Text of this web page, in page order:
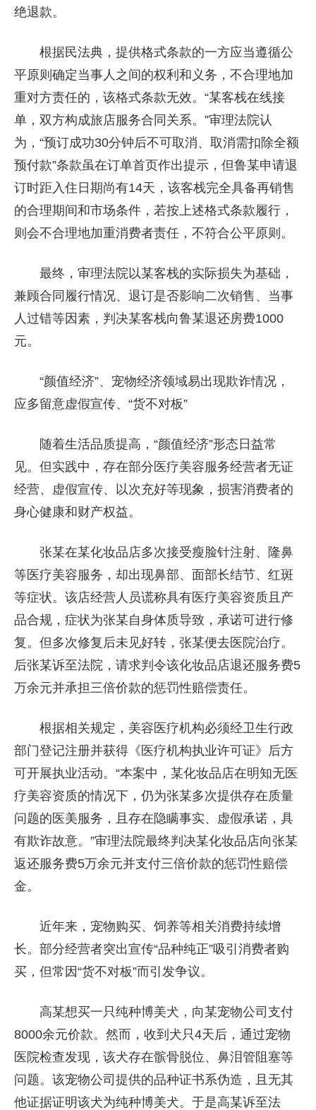
绝退款。
根据民法典，提供格式条款的一方应当遵循公
平原则确定当事人之间的权利和义务，不合理地加
重对方责任的，该格式条款无效。“某客栈在线接
单，双方构成旅店服务合同关系。”审理法院认
为，“预订成功30分钟后不可取消、取消需扣除全额
预付款”条款虽在订单首页作出提示，但鲁某申请退
订时距入住日期尚有14天，该客栈完全具备再销售
的合理期间和市场条件，若按上述格式条款履行，
则会不合理地加重消费者责任，不符合公平原则。
最终，审理法院以某客栈的实际损失为基础，
兼顾合同履行情况、退订是否影响二次销售、当事
人过错等因素，判决某客栈向鲁某退还房费1000
元。
“颜值经济”、宠物经济领域易出现欺诈情况，
应多留意虚假宣传、“货不对板”
随着生活品质提高，“颜值经济”形态日益常
见。但实践中，存在部分医疗美容服务经营者无证
经营、虚假宣传、以次充好等现象，损害消费者的
身心健康和财产权益。
张某在某化妆品店多次接受瘦脸针注射、隆鼻
等医疗美容服务，却出现鼻部、面部长结节、红斑
等症状。该店经营人员谎称具有医疗美容资质且产
品合规，症状为张某自身体质导致，承诺可进行修
复。但多次修复后未见好转，张某便去医院治疗。
后张某诉至法院，请求判令该化妆品店退还服务费5
万余元并承担三倍价款的惩罚性赔偿责任。
根据相关规定，美容医疗机构必须经卫生行政
部门登记注册并获得《医疗机构执业许可证》后方
可开展执业活动。“本案中，某化妆品店在明知无医
疗美容资质的情况下，仍为张某多次提供存在质量
问题的医美服务，且存在隐瞒事实、虚假承诺，具
有欺诈故意。”审理法院最终判决某化妆品店向张某
返还服务费5万余元并支付三倍价款的惩罚性赔偿
金。
近年来，宠物购买、饲养等相关消费持续增
长。部分经营者突出宣传“品种纯正”吸引消费者购
买，但常因“货不对板”而引发争议。
高某想买一只纯种博美犬，向某宠物公司支付
8000余元价款。然而，收到犬只4天后，通过宠物
医院检查发现，该犬存在髌骨脱位、鼻泪管阻塞等
问题。该宠物公司提供的品种证书系伪造，且无其
他证据证明该犬为纯种博美犬。于是高某诉至法